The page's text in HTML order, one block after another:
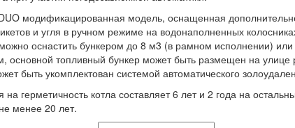
модификацированная модель, оснащенная
и угля в ручном режиме на водонаполненных
оснастить бункером до 8 м3 (в рамном исполнении)
основной топливный бункер может быть размещен на улице
быть укомплектован системой автоматического
на герметичность котла составляет 6 лет и 2 года на
менее 20 лет.